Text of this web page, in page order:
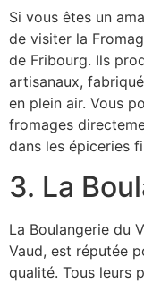
Si vous êtes un
de visiter la
de Fribourg. Ils
artisanaux,
en plein air. Vous
fromages
dans les épiceries
3. La
La Boulangerie du
Vaud, est réputée
qualité. Tous leurs